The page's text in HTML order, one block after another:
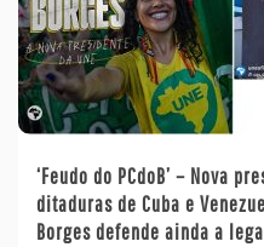
‘Feudo do PCdoB’ – Nova
ditaduras de Cuba e
Borges defende ainda a